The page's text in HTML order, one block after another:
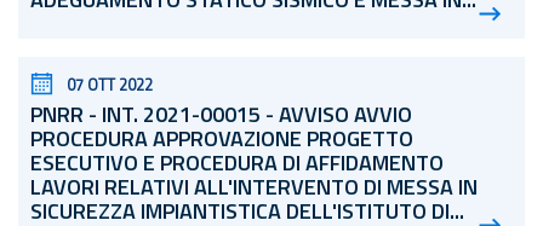
07 OTT 2022
PNRR - INT. 2021-00015 - AVVISO AVVIO
PROCEDURA APPROVAZIONE PROGETTO
ESECUTIVO E PROCEDURA DI AFFIDAMENTO
LAVORI RELATIVI ALL'INTERVENTO DI MESSA IN
SICUREZZA IMPIANTISTICA DELL'ISTITUTO DI...